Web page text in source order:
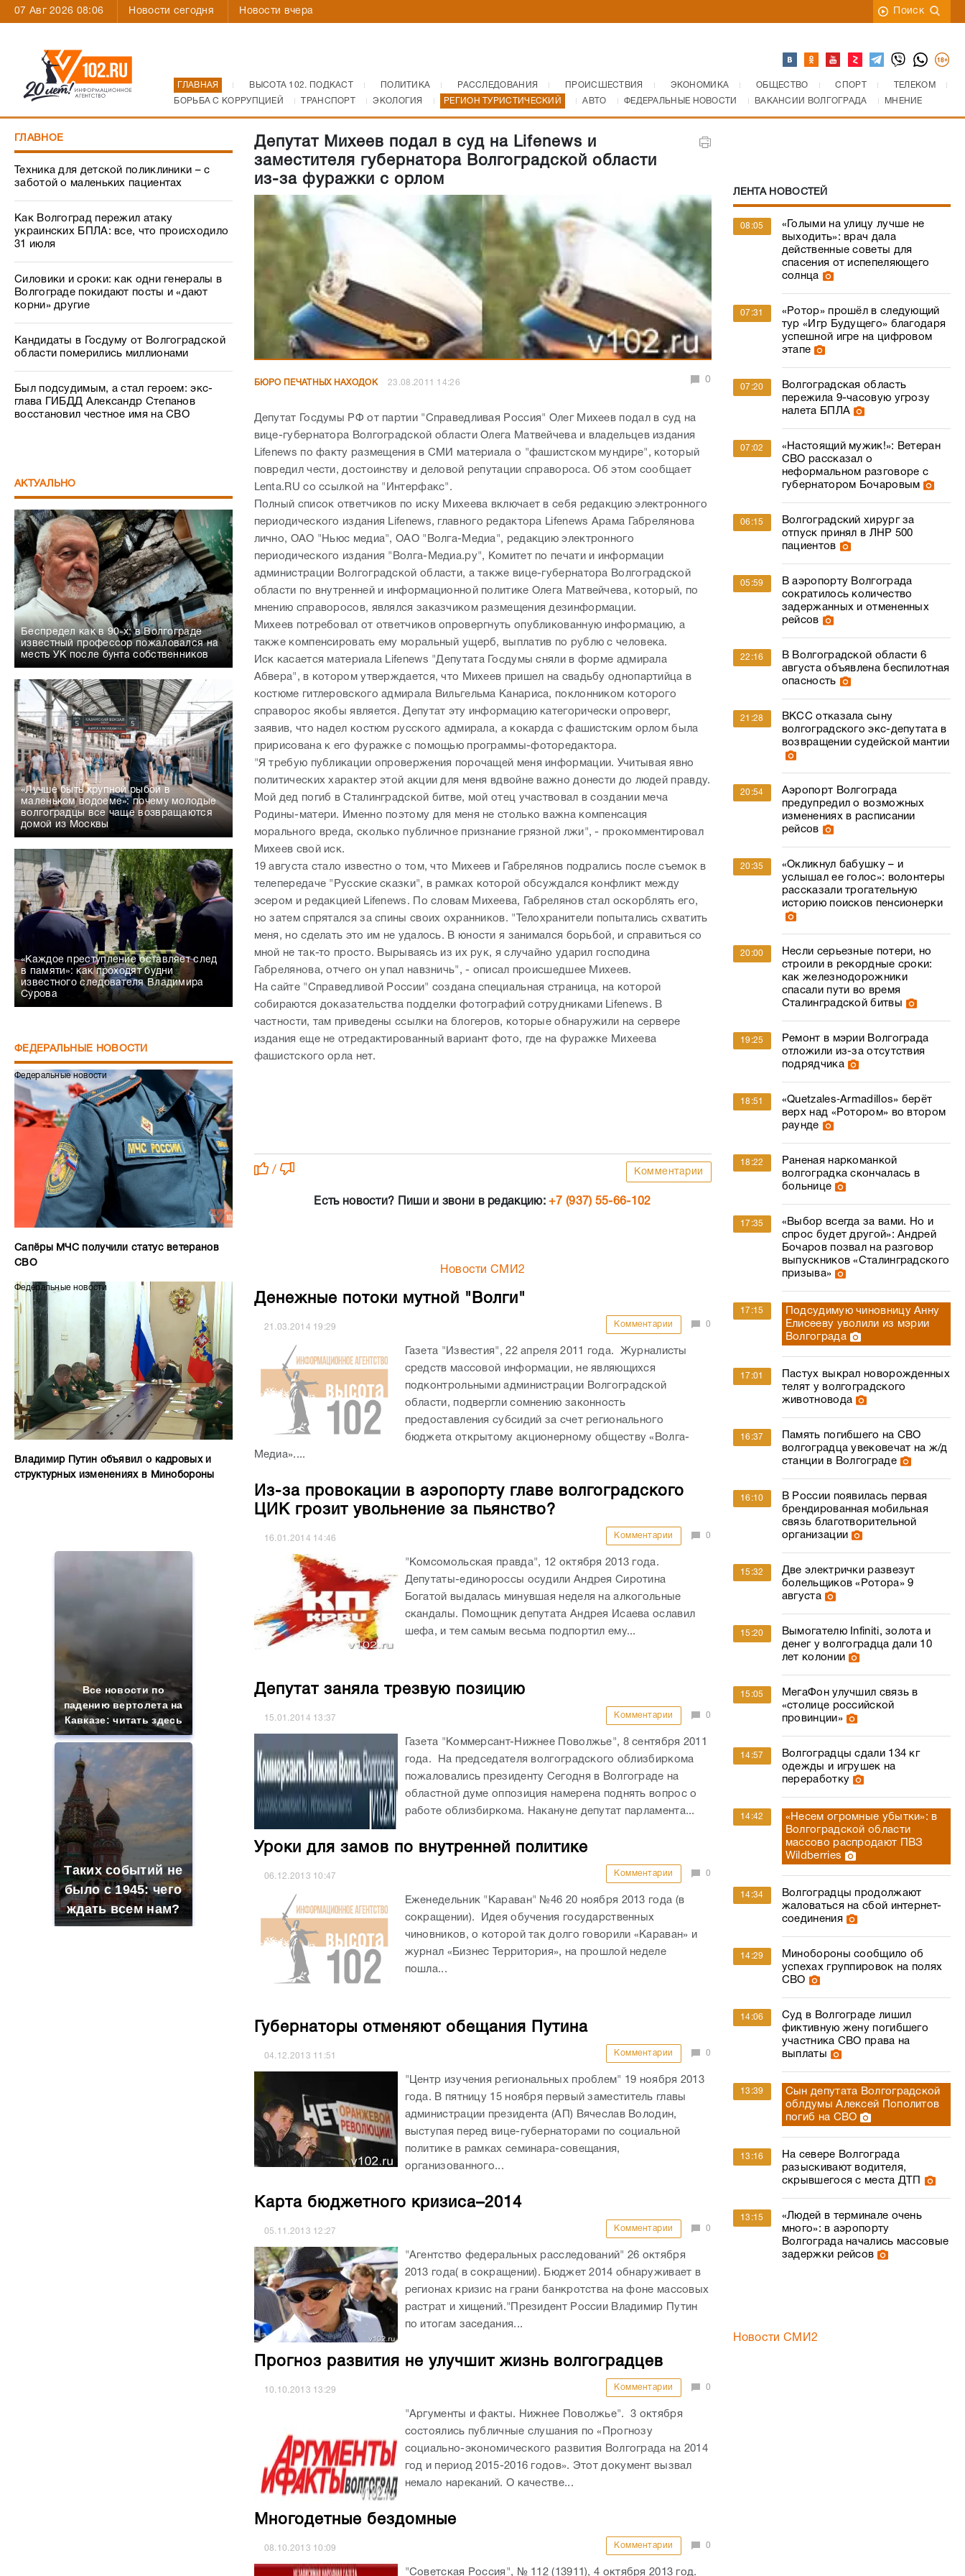
07 Авг 2026 08:06 Новости сегодня Новости вчера Поиск
ГЛАВНАЯ ВЫСОТА 102. ПОДКАСТ ПОЛИТИКА РАССЛЕДОВАНИЯ ПРОИСШЕСТВИЯ ЭКОНОМИКА ОБЩЕСТВО СПОРТ
ТЕЛЕКОМ
БОРЬБА С КОРРУПЦИЕЙ
ТРАНСПОРТ ЭКОЛОГИЯ РЕГИОН ТУРИСТИЧЕСКИЙ АВТО ФЕДЕРАЛЬНЫЕ НОВОСТИ ВАКАНСИИ ВОЛГОГРАДА МНЕНИЕ
ГЛАВНОЕ
Техника для детской поликлиники – с
заботой о маленьких пациентах
Как Волгоград пережил атаку
украинских БПЛА: все, что происходило
31 июля
Силовики и сроки: как одни генералы в
Волгограде покидают посты и «дают
корни» другие
Кандидаты в Госдуму от Волгоградской
области померились миллионами
Был подсудимым, а стал героем: экс-
глава ГИБДД Александр Степанов
восстановил честное имя на СВО
АКТУАЛЬНО
Беспредел как в 90-х: в Волгограде
известный профессор пожаловался на
месть УК после бунта собственников
«Лучше быть крупной рыбой в
маленьком водоеме»: почему молодые
волгоградцы все чаще возвращаются
домой из Москвы
«Каждое преступление оставляет след
в памяти»: как проходят будни
известного следователя Владимира
Сурова
ФЕДЕРАЛЬНЫЕ НОВОСТИ
Федеральные новости
Сапёры МЧС получили статус ветеранов
СВО
Федеральные новости
Владимир Путин объявил о кадровых и
структурных изменениях в Минобороны
Все новости по
падению вертолета на
Кавказе: читать здесь
Таких событий не
было с 1945: чего
ждать всем нам?
Депутат Михеев подал в суд на Lifenews и
заместителя губернатора Волгоградской области
из-за фуражки с орлом
БЮРО ПЕЧАТНЫХ НАХОДОК 23.08.2011 14:26 0
Депутат Госдумы РФ от партии "Справедливая Россия" Олег Михеев подал в суд на
вице-губернатора Волгоградской области Олега Матвейчева и владельцев издания
Lifenews по факту размещения в СМИ материала о "фашистском мундире", который
повредил чести, достоинству и деловой репутации справороса. Об этом сообщает
Lenta.RU со ссылкой на "Интерфакс".
Полный список ответчиков по иску Михеева включает в себя редакцию электронного
периодического издания Lifenews, главного редактора Lifenews Арама Габрелянова
лично, ОАО "Ньюс медиа", ОАО "Волга-Медиа", редакцию электронного
периодического издания "Волга-Медиа.ру", Комитет по печати и информации
администрации Волгоградской области, а также вице-губернатора Волгоградской
области по внутренней и информационной политике Олега Матвейчева, который, по
мнению справоросов, являлся заказчиком размещения дезинформации.
Михеев потребовал от ответчиков опровергнуть опубликованную информацию, а
также компенсировать ему моральный ущерб, выплатив по рублю с человека.
Иск касается материала Lifenews "Депутата Госдумы сняли в форме адмирала
Абвера", в котором утверждается, что Михеев пришел на свадьбу однопартийца в
костюме гитлеровского адмирала Вильгельма Канариса, поклонником которого
справорос якобы является. Депутат эту информацию категорически опроверг,
заявив, что надел костюм русского адмирала, а кокарда с фашистским орлом была
пририсована к его фуражке с помощью программы-фоторедактора.
"Я требую публикации опровержения порочащей меня информации. Учитывая явно
политических характер этой акции для меня вдвойне важно донести до людей правду.
Мой дед погиб в Сталинградской битве, мой отец участвовал в создании меча
Родины-матери. Именно поэтому для меня не столько важна компенсация
морального вреда, сколько публичное признание грязной лжи", - прокомментировал
Михеев свой иск.
19 августа стало известно о том, что Михеев и Габрелянов подрались после съемок в
телепередаче "Русские сказки", в рамках которой обсуждался конфликт между
эсером и редакцией Lifenews. По словам Михеева, Габрелянов стал оскорблять его,
но затем спрятался за спины своих охранников. "Телохранители попытались схватить
меня, но сделать это им не удалось. В юности я занимался борьбой, и справиться со
мной не так-то просто. Вырываясь из их рук, я случайно ударил господина
Габрелянова, отчего он упал навзничь", - описал происшедшее Михеев.
На сайте "Справедливой России" создана специальная страница, на которой
собираются доказательства подделки фотографий сотрудниками Lifenews. В
частности, там приведены ссылки на блогеров, которые обнаружили на сервере
издания еще не отредактированный вариант фото, где на фуражке Михеева
фашистского орла нет.
/ Комментарии
Есть новости? Пиши и звони в редакцию:+7 (937) 55-66-102
Новости СМИ2
Денежные потоки мутной "Волги"
21.03.2014 19:29 Комментарии 0
Газета "Известия", 22 апреля 2011 года. Журналисты
средств массовой информации, не являющихся
подконтрольными администрации Волгоградской
области, подвергли сомнению законность
предоставления субсидий за счет регионального
бюджета открытому акционерному обществу «Волга-
Медиа»....
Из-за провокации в аэропорту главе волгоградского
ЦИК грозит увольнение за пьянство?
16.01.2014 14:46 Комментарии 0
"Комсомольская правда", 12 октября 2013 года.
Депутаты-единороссы осудили Андрея Сиротина
Богатой выдалась минувшая неделя на алкогольные
скандалы. Помощник депутата Андрея Исаева ославил
шефа, и тем самым весьма подпортил ему...
Депутат заняла трезвую позицию
15.01.2014 13:37 Комментарии 0
Газета "Коммерсант-Нижнее Поволжье", 8 сентября 2011
года. На председателя волгоградского облизбиркома
пожаловались президенту Сегодня в Волгограде на
областной думе оппозиция намерена поднять вопрос о
работе облизбиркома. Накануне депутат парламента...
Уроки для замов по внутренней политике
06.12.2013 10:47 Комментарии 0
Еженедельник "Караван" №46 20 ноября 2013 года (в
сокращении). Идея обучения государственных
чиновников, о которой так долго говорили «Караван» и
журнал «Бизнес Территория», на прошлой неделе
пошла...
Губернаторы отменяют обещания Путина
04.12.2013 11:51 Комментарии 0
"Центр изучения региональных проблем" 19 ноября 2013
года. В пятницу 15 ноября первый заместитель главы
администрации президента (АП) Вячеслав Володин,
выступая перед вице-губернаторами по социальной
политике в рамках семинара-совещания,
организованного...
Карта бюджетного кризиса–2014
05.11.2013 12:27 Комментарии 0
"Агентство федеральных расследований" 26 октября
2013 года( в сокращении). Бюджет 2014 обнаруживает в
регионах кризис на грани банкротства на фоне массовых
растрат и хищений."Президент России Владимир Путин
по итогам заседания...
Прогноз развития не улучшит жизнь волгоградцев
10.10.2013 13:29 Комментарии 0
"Аргументы и факты. Нижнее Поволжье". 3 октября
состоялись публичные слушания по «Прогнозу
социально-экономического развития Волгограда на 2014
год и период 2015-2016 годов». Этот документ вызвал
немало нареканий. О качестве...
Многодетные бездомные
08.10.2013 10:09 Комментарии 0
"Советская Россия", № 112 (13911), 4 октября 2013 год.
ЛЕНТА НОВОСТЕЙ
08:05
«Голыми на улицу лучше не
выходить»: врач дала
действенные советы для
спасения от испепеляющего
солнца
07:31
«Ротор» прошёл в следующий
тур «Игр Будущего» благодаря
успешной игре на цифровом
этапе
07:20
Волгоградская область
пережила 9-часовую угрозу
налета БПЛА
07:02
«Настоящий мужик!»: Ветеран
СВО рассказал о
неформальном разговоре с
губернатором Бочаровым
06:15
Волгоградский хирург за
отпуск принял в ЛНР 500
пациентов
05:59
В аэропорту Волгограда
сократилось количество
задержанных и отмененных
рейсов
22:16
В Волгоградской области 6
августа объявлена беспилотная
опасность
21:28
ВКСС отказала сыну
волгоградского экс-депутата в
возвращении судейской мантии
20:54
Аэропорт Волгограда
предупредил о возможных
изменениях в расписании
рейсов
20:35
«Окликнул бабушку – и
услышал ее голос»: волонтеры
рассказали трогательную
историю поисков пенсионерки
20:00
Несли серьезные потери, но
строили в рекордные сроки:
как железнодорожники
спасали пути во время
Сталинградской битвы
19:25
Ремонт в мэрии Волгограда
отложили из-за отсутствия
подрядчика
18:51
«Quetzales‑Armadillos» берёт
верх над «Ротором» во втором
раунде
18:22
Раненая наркоманкой
волгоградка скончалась в
больнице
17:35
«Выбор всегда за вами. Но и
спрос будет другой»: Андрей
Бочаров позвал на разговор
выпускников «Сталинградского
призыва»
17:15
Подсудимую чиновницу Анну
Елисееву уволили из мэрии
Волгограда
17:01
Пастух выкрал новорожденных
телят у волгоградского
животновода
16:37
Память погибшего на СВО
волгоградца увековечат на ж/д
станции в Волгограде
16:10
В России появилась первая
брендированная мобильная
связь благотворительной
организации
15:32
Две электрички развезут
болельщиков «Ротора» 9
августа
15:20
Вымогателю Infiniti, золота и
денег у волгоградца дали 10
лет колонии
15:05
МегаФон улучшил связь в
«столице российской
провинции»
14:57
Волгоградцы сдали 134 кг
одежды и игрушек на
переработку
14:42
«Несем огромные убытки»: в
Волгоградской области
массово распродают ПВЗ
Wildberries
14:34
Волгоградцы продолжают
жаловаться на сбой интернет-
соединения
14:29
Минобороны сообщило об
успехах группировок на полях
СВО
14:06
Суд в Волгограде лишил
фиктивную жену погибшего
участника СВО права на
выплаты
13:39
Сын депутата Волгоградской
облдумы Алексей Пополитов
погиб на СВО
13:16
На севере Волгограда
разыскивают водителя,
скрывшегося с места ДТП
13:15
«Людей в терминале очень
много»: в аэропорту
Волгограда начались массовые
задержки рейсов
Новости СМИ2